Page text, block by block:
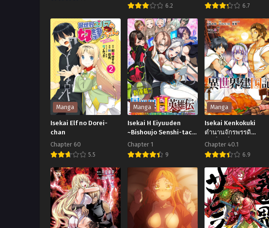
wa
Inoranai
ดาบเวทสุดโกงซะเลย
6.2
Cheat
Magic
Swordsman
ถูก
ส่ง
มา
ต่าง
โลก
ทั้งที
ขอ
พี่
นัก
ดาบ
เวท
สร้างตำนานในสองโลก
6.7
de
Cheat
Skill
wo
te
ni
Shita
ore
wa
สกิล
โกง
ไร้
เทียม
ทาน
สร้าง
ตำนาน
Manga
Isekai Elf no Dorei-
chan
Chapter 60
5.5
Elf
no
Dorei-
chan
Manga
Isekai H Eiyuuden
~Bishoujo Senshi-tachi
wa Saikyou Gunshi no
Muchana Onegai ni
Sakaraenai~
Chapter 1
9
Eiyuuden
~Bishoujo
Senshi-
Manga
Isekai Kenkokuki
ตำนานจักรพรรดิ
ศักดิ์สิทธิ์
Chapter 40.1
6.9
Kenkokuki
ตำนาน
จักรพรรดิ
ศักดิ์สิทธิ์